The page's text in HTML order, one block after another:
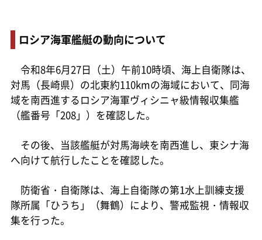
ロシア海軍艦艇の動向について
令和8年6月27日（土）午前10時頃、海上自衛隊は、
対馬（長崎県）の北東約110kmの海域において、同海
域を南西進するロシア海軍ヴィシニャ級情報収集艦
（艦番号「208」）を確認した。
その後、当該艦艇が対馬海峡を南西進し、東シナ海
へ向けて航行したことを確認した。
防衛省・自衛隊は、海上自衛隊の第1水上訓練支援
隊所属「ひうち」（舞鶴）により、警戒監視・情報収
集を行った。